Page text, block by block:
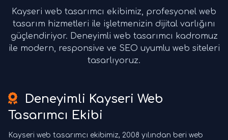
Kayseri web tasarımcı ekibimiz, profesyonel web
tasarım hizmetleri ile işletmenizin dijital varlığını
güçlendiriyor. Deneyimli web tasarımcı kadromuz
ile modern, responsive ve SEO uyumlu web siteleri
tasarlıyoruz.
Deneyimli Kayseri Web
Tasarımcı Ekibi
Kayseri web tasarımcı ekibimiz, 2008 yılından beri web